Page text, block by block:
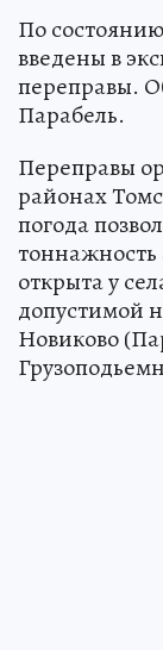
По
введены в
переправы.
Парабель.
Переправы
районах
погода
открыта у
допустимой
Новиково